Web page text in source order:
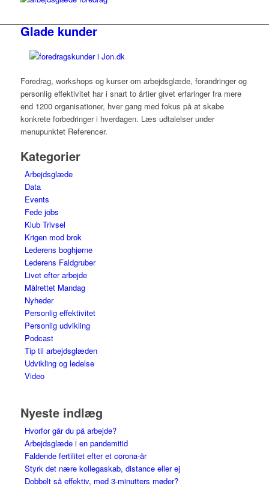
Glade kunder
Foredrag, workshops og kurser om arbejdsglæde, forandringer og
personlig effektivitet har i snart to årtier givet erfaringer fra mere
end 1200 organisationer, hver gang med fokus på at skabe
konkrete forbedringer i hverdagen. Læs udtalelser under
menupunktet Referencer.
Kategorier
Arbejdsglæde
Data
Events
Fede jobs
Klub Trivsel
Krigen mod brok
Lederens boghjørne
Lederens Faldgruber
Livet efter arbejde
Målrettet Mandag
Nyheder
Personlig effektivitet
Personlig udvikling
Podcast
Tip til arbejdsglæden
Udvikling og ledelse
Video
Nyeste indlæg
Hvorfor går du på arbejde?
Arbejdsglæde i en pandemitid
Faldende fertilitet efter et corona-år
Styrk det nære kollegaskab, distance eller ej
Dobbelt så effektiv, med 3-minutters møder?